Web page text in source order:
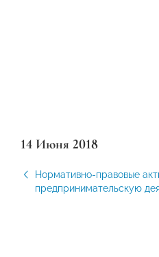
14 Июня 2018
Нормативно-правовые
предпринимательскую